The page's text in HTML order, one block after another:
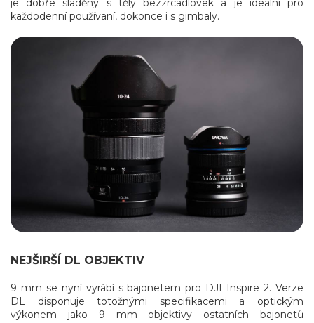
je dobře sladěný s těly bezzrcadlovek a je ideální pro
každodenní používaní, dokonce i s gimbaly.
NEJŠIRŠÍ DL OBJEKTIV
9 mm se nyní vyrábí s bajonetem pro DJI Inspire 2. Verze
DL disponuje totožnými specifikacemi a optickým
výkonem jako 9 mm objektivy ostatních bajonetů